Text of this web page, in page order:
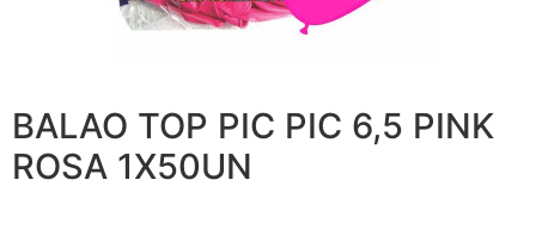
BALAO TOP PIC PIC 6,5 PINK
ROSA 1X50UN